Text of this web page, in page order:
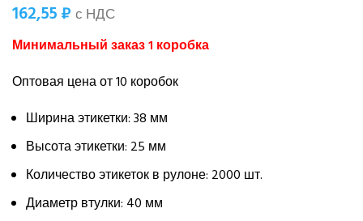
162,55₽ с НДС
Минимальный заказ 1 коробка
Оптовая цена от 10 коробок
Ширина этикетки: 38 мм
Высота этикетки: 25 мм
Количество этикеток в рулоне: 2000 шт.
Диаметр втулки: 40 мм